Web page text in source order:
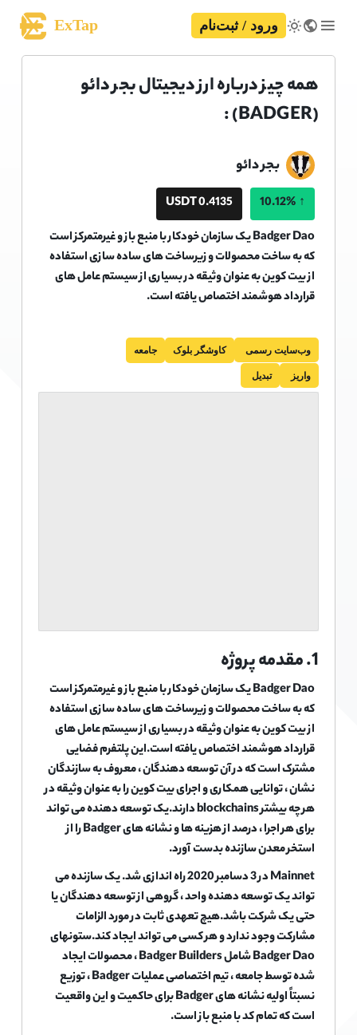
ExTap ورود / ثبت‌نام
همه چیز درباره ارز دیجیتال بجر دائو
(BADGER) :
بجر دائو
↑
10.12%
0.4135 USDT
Badger Dao یک سازمان خودکار با منبع باز و غیرمتمرکز است
که به ساخت محصولات و زیرساخت های ساده سازی استفاده
از بیت کوین به عنوان وثیقه در بسیاری از سیستم عامل های
قرارداد هوشمند اختصاص یافته است.
وب‌سایت رسمی کاوشگر بلوک جامعه
واریز تبدیل
1. مقدمه پروژه
Badger Dao یک سازمان خودکار با منبع باز و غیرمتمرکز است
که به ساخت محصولات و زیرساخت های ساده سازی استفاده
از بیت کوین به عنوان وثیقه در بسیاری از سیستم عامل های
قرارداد هوشمند اختصاص یافته است.این پلتفرم فضایی
مشترک است که در آن توسعه دهندگان ، معروف به سازندگان
نشان ، توانایی همکاری و اجرای بیت کوین را به عنوان وثیقه در
هر چه بیشتر blockchains دارند.یک توسعه دهنده می تواند
برای هر اجرا ، درصد از هزینه ها و نشانه های Badger را از
استخر معدن سازنده بدست آورد.
Mainnet در 3 دسامبر 2020 راه اندازی شد. یک سازنده می
تواند یک توسعه دهنده واحد ، گروهی از توسعه دهندگان یا
حتی یک شرکت باشد.هیچ تعهدی ثابت در مورد الزامات
مشارکت وجود ندارد و هر کسی می تواند ایجاد کند.ستونهای
Badger Dao شامل Badger Builders ، محصولات ایجاد
شده توسط جامعه ، تیم اختصاصی عملیات Badger ، توزیع
نسبتاً اولیه نشانه های Badger برای حاکمیت و این واقعیت
است که تمام کد با منبع باز است.